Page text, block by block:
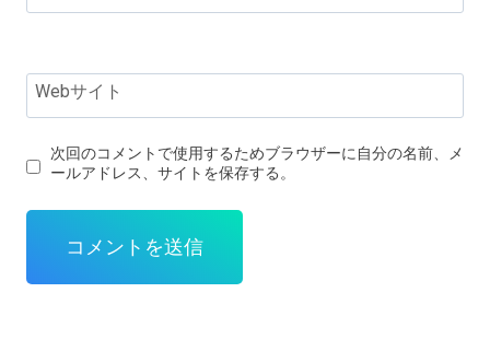
Webサイト
次回のコメントで使用するためブラウザーに自分の名前、メ
ールアドレス、サイトを保存する。